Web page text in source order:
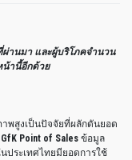
ผ่านมา และผู้บริโภคจำนวน
น้านี้อีกด้วย
พสูงเป็นปัจจัยที่ผลักดันยอด
GfK Point of Sales ข้อมูล
ประเทศไทยมียอดการใช้